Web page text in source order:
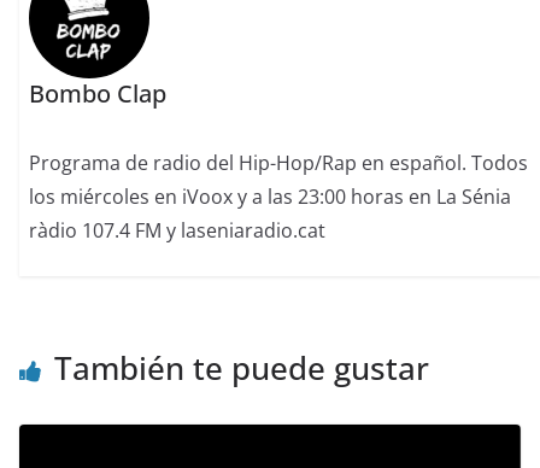
Bombo Clap
Programa de radio del Hip-Hop/Rap en español. Todos
los miércoles en iVoox y a las 23:00 horas en La Sénia
ràdio 107.4 FM y laseniaradio.cat
También te puede gustar